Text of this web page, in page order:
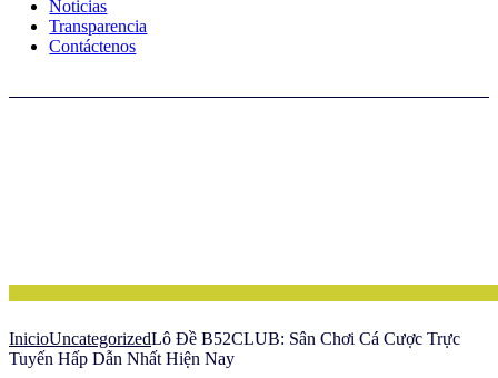
Noticias
Transparencia
Contáctenos
InicioUncategorizedLô Đề B52CLUB: Sân Chơi Cá Cược Trực
Tuyến Hấp Dẫn Nhất Hiện Nay